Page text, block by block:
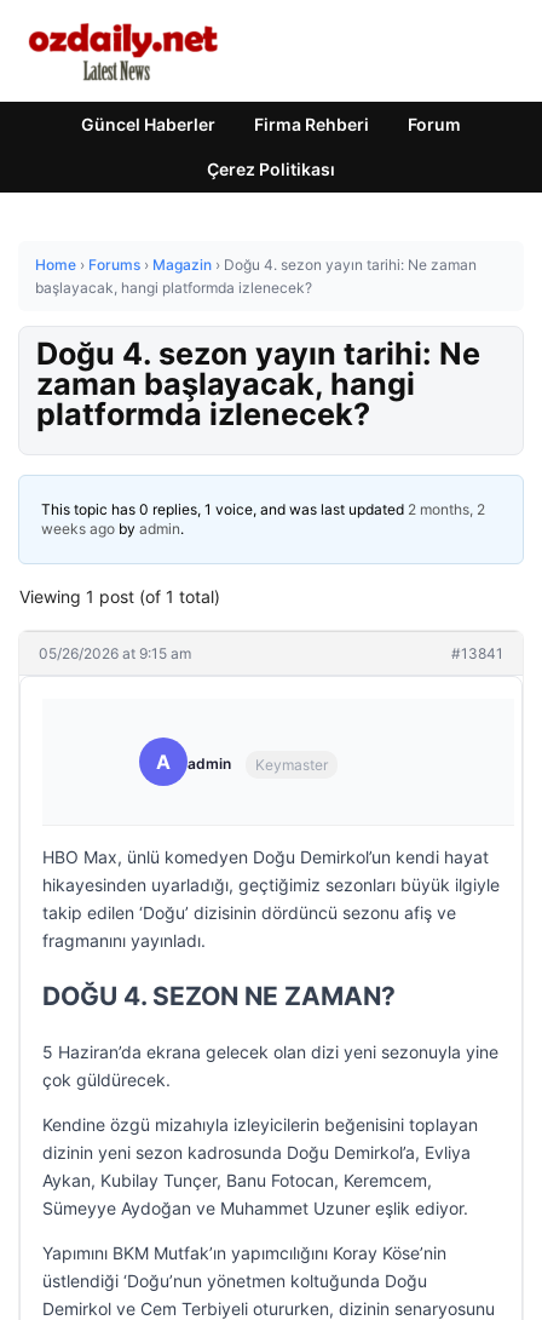
Güncel Haberler Firma Rehberi Forum
Çerez Politikası
Home › Forums › Magazin › Doğu 4. sezon yayın tarihi: Ne zaman
başlayacak, hangi platformda izlenecek?
Doğu 4. sezon yayın tarihi: Ne
zaman başlayacak, hangi
platformda izlenecek?
This topic has 0 replies, 1 voice, and was last updated 2 months, 2
weeks ago by admin.
Viewing 1 post (of 1 total)
05/26/2026 at 9:15 am #13841
A admin Keymaster
HBO Max, ünlü komedyen Doğu Demirkol’un kendi hayat
hikayesinden uyarladığı, geçtiğimiz sezonları büyük ilgiyle
takip edilen ‘Doğu’ dizisinin dördüncü sezonu afiş ve
fragmanını yayınladı.
DOĞU 4. SEZON NE ZAMAN?
5 Haziran’da ekrana gelecek olan dizi yeni sezonuyla yine
çok güldürecek.
Kendine özgü mizahıyla izleyicilerin beğenisini toplayan
dizinin yeni sezon kadrosunda Doğu Demirkol’a, Evliya
Aykan, Kubilay Tunçer, Banu Fotocan, Keremcem,
Sümeyye Aydoğan ve Muhammet Uzuner eşlik ediyor.
Yapımını BKM Mutfak’ın yapımcılığını Koray Köse’nin
üstlendiği ‘Doğu’nun yönetmen koltuğunda Doğu
Demirkol ve Cem Terbiyeli otururken, dizinin senaryosunu